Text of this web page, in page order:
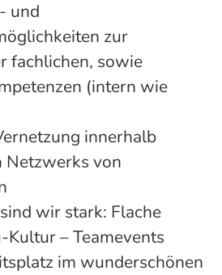
und
zur
fachlichen, sowie
(intern wie
innerhalb
Netzwerks von
wir stark: Flache
– Teamevents
im wunderschönen